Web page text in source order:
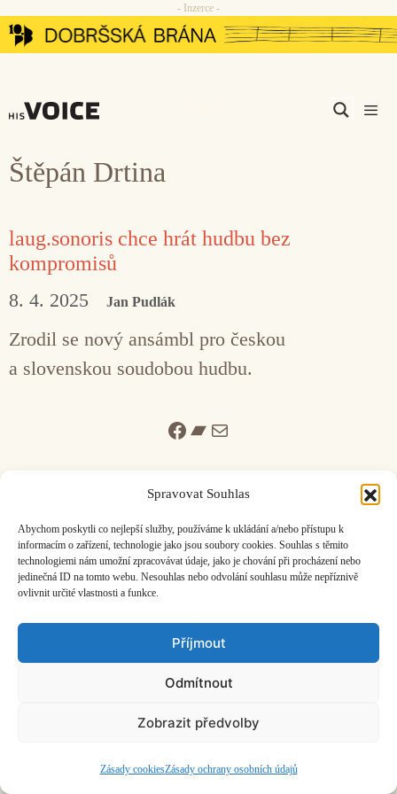
Spravovat Souhlas
Abychom poskytli co nejlepší služby, používáme k ukládání a/nebo přístupu k
informacím o zařízení, technologie jako jsou soubory cookies. Souhlas s těmito
technologiemi nám umožní zpracovávat údaje, jako je chování při procházení nebo
jedinečná ID na tomto webu. Nesouhlas nebo odvolání souhlasu může nepříznivě
ovlivnit určité vlastnosti a funkce.
Příjmout
Odmítnout
Zobrazit předvolby
Zásady cookiesZásady ochrany osobních údajů
Přeskočit
na
- Inzerce -
Štěpán Drtina
laug.sonoris chce hrát hudbu bez
kompromisů
8. 4. 2025 Jan Pudlák
Zrodil se nový ansámbl pro českou
a slovenskou soudobou hudbu.
Facebook
Bandcamp
Mail
ČASOPIS O JINÉ HUDBĚ | vydáváHudební informační středisko
založeno 2001 | Kontaktujte nás: info@hisvoice.cz
©2026 HISvoice – design a admin
Atelier Dokument